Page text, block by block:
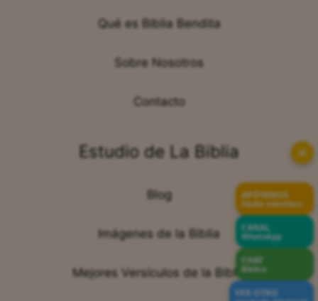
Qué es Biblia Bendita
Sobre Nosotros
Contacto
Estudio de La Biblia
Blog
Imágenes de la Biblia
Mejores Versículos de la Biblia
✕
APÓYANOS
Hazte miembro
CANAL
WhatsApp
CHAT
Bíblico
VER OTRO